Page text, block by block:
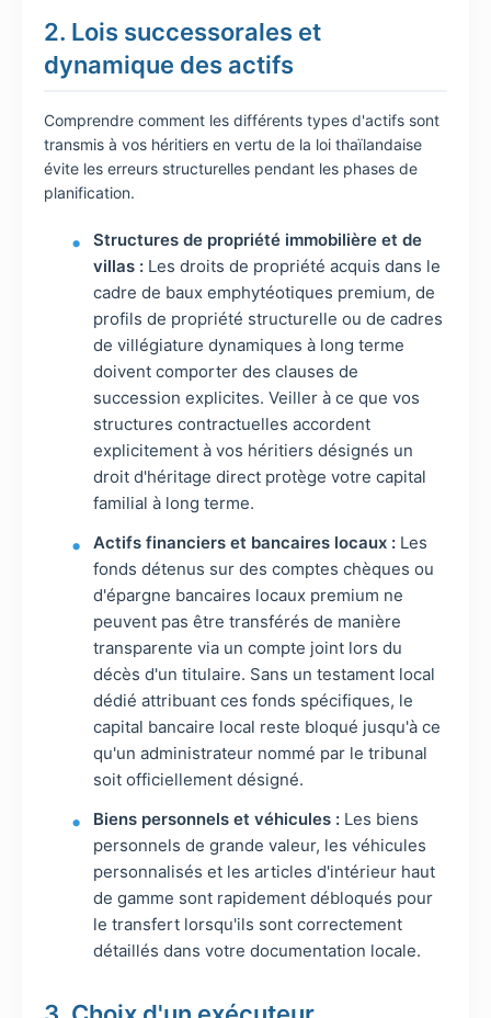
2. Lois successorales et
dynamique des actifs
Comprendre comment les différents types d'actifs sont
transmis à vos héritiers en vertu de la loi thaïlandaise
évite les erreurs structurelles pendant les phases de
planification.
Structures de propriété immobilière et de
villas : Les droits de propriété acquis dans le
cadre de baux emphytéotiques premium, de
profils de propriété structurelle ou de cadres
de villégiature dynamiques à long terme
doivent comporter des clauses de
succession explicites. Veiller à ce que vos
structures contractuelles accordent
explicitement à vos héritiers désignés un
droit d'héritage direct protège votre capital
familial à long terme.
Actifs financiers et bancaires locaux : Les
fonds détenus sur des comptes chèques ou
d'épargne bancaires locaux premium ne
peuvent pas être transférés de manière
transparente via un compte joint lors du
décès d'un titulaire. Sans un testament local
dédié attribuant ces fonds spécifiques, le
capital bancaire local reste bloqué jusqu'à ce
qu'un administrateur nommé par le tribunal
soit officiellement désigné.
Biens personnels et véhicules : Les biens
personnels de grande valeur, les véhicules
personnalisés et les articles d'intérieur haut
de gamme sont rapidement débloqués pour
le transfert lorsqu'ils sont correctement
détaillés dans votre documentation locale.